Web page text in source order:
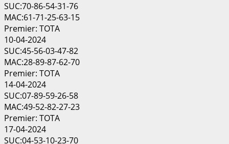
SUC:70-86-54-31-76
MAC:61-71-25-63-15
Premier: TOTA
10-04-2024
SUC:45-56-03-47-82
MAC:28-89-87-62-70
Premier: TOTA
14-04-2024
SUC:07-89-59-26-58
MAC:49-52-82-27-23
Premier: TOTA
17-04-2024
SUC:04-53-10-23-70